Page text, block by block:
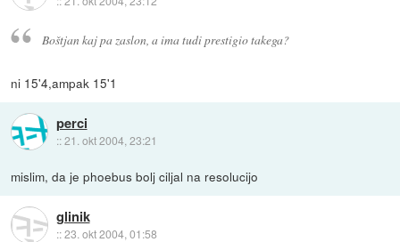
Boštjan kaj pa zaslon, a ima tudi prestigio takega?
ni 15'4,ampak 15'1
perci
::21. okt 2004, 23:21
mislim, da je phoebus bolj ciljal na resolucijo
glinik
::23. okt 2004, 01:58